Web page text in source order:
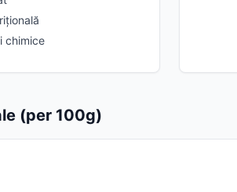
chimice
(per 100g)